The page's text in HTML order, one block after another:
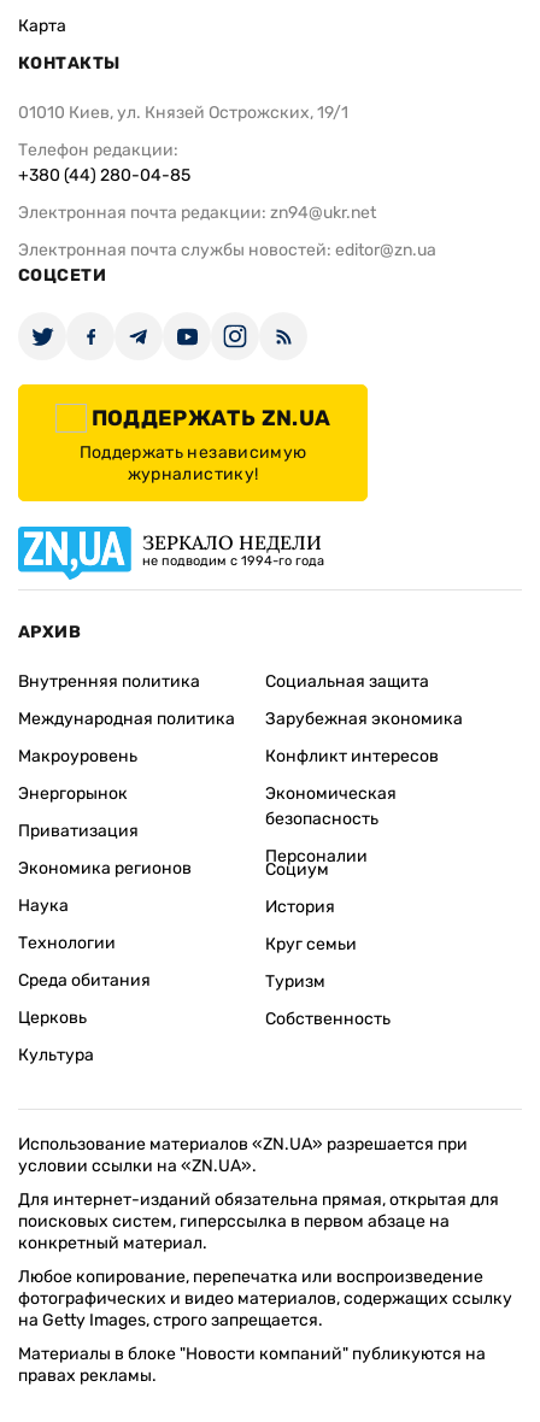
Карта
КОНТАКТЫ
01010 Киев, ул. Князей Острожских, 19/1
Телефон редакции:
+380 (44) 280-04-85
Электронная почта редакции: zn94@ukr.net
Электронная почта службы новостей: editor@zn.ua
СОЦСЕТИ
ПОДДЕРЖАТЬ ZN.UA
Поддержать независимую
журналистику!
ЗЕРКАЛО НЕДЕЛИ
не подводим с 1994-го года
АРХИВ
Внутренняя политика
Международная политика
Макроуровень
Энергорынок
Приватизация
Экономика регионов
Социальная защита
Зарубежная экономика
Конфликт интересов
Экономическая
безопасность
Персоналии
Наука
Технологии
Среда обитания
Церковь
Культура
Социум
История
Круг семьи
Туризм
Собственность
Использование материалов «ZN.UA» разрешается при
условии ссылки на «ZN.UA».
Для интернет-изданий обязательна прямая, открытая для
поисковых систем, гиперссылка в первом абзаце на
конкретный материал.
Любое копирование, перепечатка или воспроизведение
фотографических и видео материалов, содержащих ссылку
на Getty Images, строго запрещается.
Материалы в блоке "Новости компаний" публикуются на
правах рекламы.